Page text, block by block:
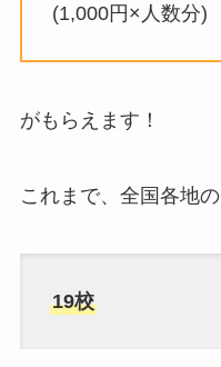
(1,000円×人数分)
がもらえます！
これまで、全国各地の
19校